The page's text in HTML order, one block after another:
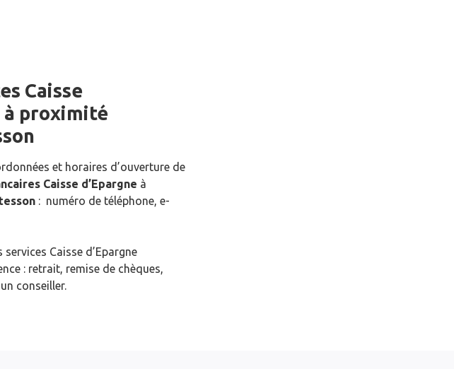
Caisse
à proximité
et horaires d’ouverture de
Caisse d’Epargne à
: numéro de téléphone, e-
Caisse d’Epargne
: retrait, remise de chèques,
conseiller.